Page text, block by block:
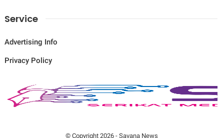
Service
Advertising Info
Privacy Policy
© Copyright2026 -Savana News